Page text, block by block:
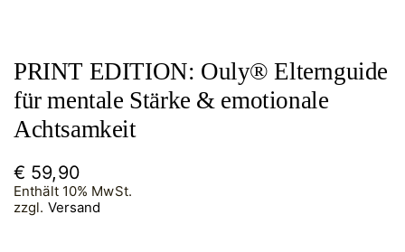
PRINT EDITION: Ouly® Elternguide
für mentale Stärke & emotionale
Achtsamkeit
€ 59,90
Enthält 10% MwSt.
zzgl. Versand